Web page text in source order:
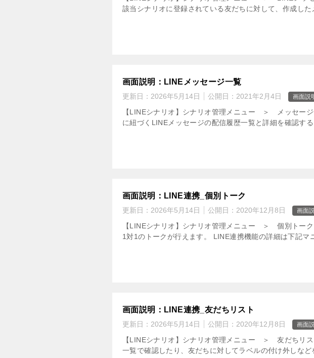
該当シナリオに登録されている友だちに対して、作成し
画面説明：LINEメッセージ一覧
更新日： 2026年5月14日 公開日： 2021年2月4日 画面説
【LINEシナリオ】シナリオ管理メニュー ＞ メッセー
に紐づくLINEメッセージの配信履歴一覧と詳細を確認す
画面説明：LINE連携_個別トーク
更新日： 2026年5月14日 公開日： 2020年12月8日 画面
【LINEシナリオ】シナリオ管理メニュー ＞ 個別トー
1対1のトークが行えます。 LINE連携機能の詳細は下記
画面説明：LINE連携_友だちリスト
更新日： 2026年5月14日 公開日： 2020年12月8日 画面
【LINEシナリオ】シナリオ管理メニュー ＞ 友だちリ
一覧で確認したり、友だちに対してラベルの付け外しな